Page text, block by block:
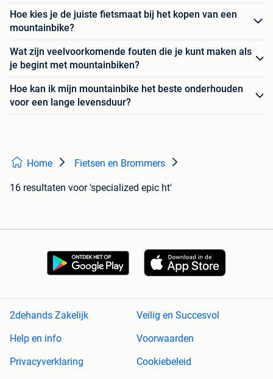
Hoe kies je de juiste fietsmaat bij het kopen van een
mountainbike?
Wat zijn veelvoorkomende fouten die je kunt maken als
je begint met mountainbiken?
Hoe kan ik mijn mountainbike het beste onderhouden
voor een lange levensduur?
Home Fietsen en Brommers
16 resultaten voor 'specialized epic ht'
2dehands Zakelijk
Veilig en Succesvol
Help en info
Voorwaarden
Privacyverklaring
Cookiebeleid